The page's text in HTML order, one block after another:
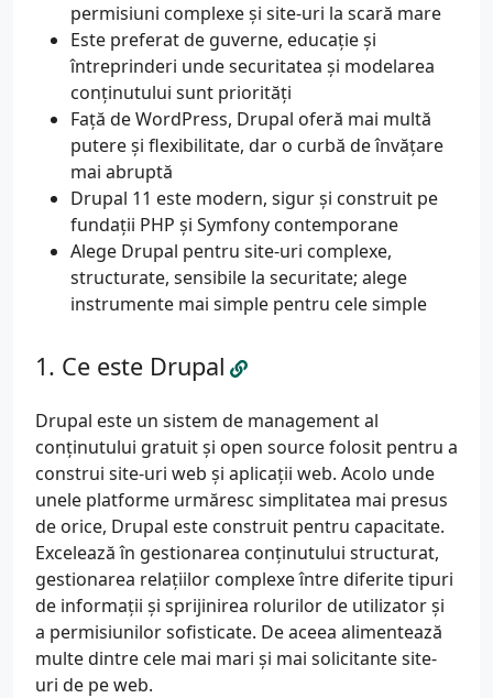
permisiuni complexe și site-uri la scară mare
Este preferat de guverne, educație și
întreprinderi unde securitatea și modelarea
conținutului sunt priorități
Față de WordPress, Drupal oferă mai multă
putere și flexibilitate, dar o curbă de învățare
mai abruptă
Drupal 11 este modern, sigur și construit pe
fundații PHP și Symfony contemporane
Alege Drupal pentru site-uri complexe,
structurate, sensibile la securitate; alege
instrumente mai simple pentru cele simple
Ce este Drupal
Drupal este un sistem de management al
conținutului gratuit și open source folosit pentru a
construi site-uri web și aplicații web. Acolo unde
unele platforme urmăresc simplitatea mai presus
de orice, Drupal este construit pentru capacitate.
Excelează în gestionarea conținutului structurat,
gestionarea relațiilor complexe între diferite tipuri
de informații și sprijinirea rolurilor de utilizator și
a permisiunilor sofisticate. De aceea alimentează
multe dintre cele mai mari și mai solicitante site-
uri de pe web.